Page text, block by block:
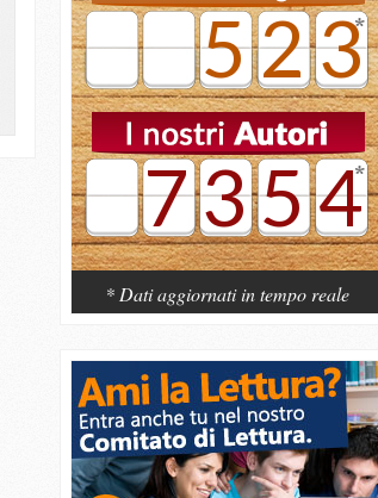
523
7354
* Dati aggiornati in tempo reale